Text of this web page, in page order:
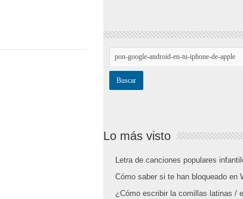
Lo más visto
Letra de canciones populares
Cómo saber si te han bloqueado en
¿Cómo escribir la comillas latinas /